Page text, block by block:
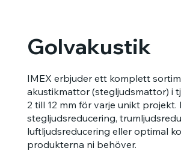
Golvakustik
IMEX erbjuder ett komplett
akustikmattor (stegljudsmattor) i
2 till 12 mm för varje unikt
stegljudsreducering,
luftljudsreducering eller optimal
produkterna ni behöver.